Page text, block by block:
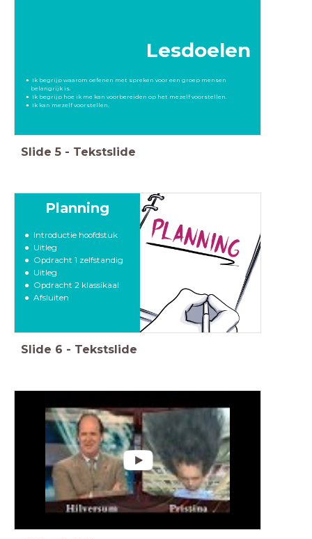
Lesdoelen
Ik begrijp waarom oefenen met spreken voor een groep mensen
belangrijk is.
Ik begrijp hoe ik me kan voorbereiden op het mezelf voorstellen.
Ik kan mezelf voorstellen.
Slide 5 - Tekstslide
Planning
Introductie hoofdstuk
Uitleg
Opdracht 1 zelfstandig
Uitleg
Opdracht 2 klassikaal
Afsluiten
Slide 6 - Tekstslide